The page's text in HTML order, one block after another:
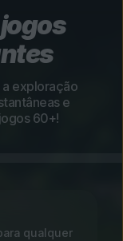
a exploração
e
60+!
qualquer